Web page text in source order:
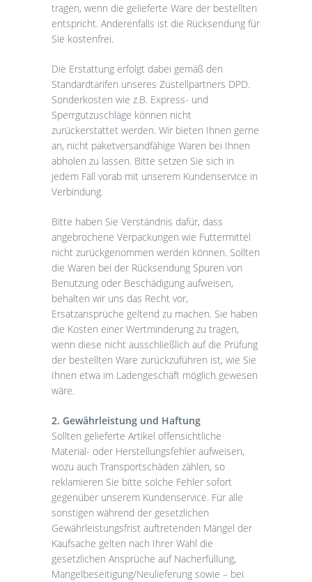
tragen, wenn die gelieferte Ware der bestellten
entspricht. Anderenfalls ist die Rücksendung für
Sie kostenfrei.
Die Erstattung erfolgt dabei gemäß den
Standardtarifen unseres Zustellpartners DPD.
Sonderkosten wie z.B. Express- und
Sperrgutzuschläge können nicht
zurückerstattet werden. Wir bieten Ihnen gerne
an, nicht paketversandfähige Waren bei Ihnen
abholen zu lassen. Bitte setzen Sie sich in
jedem Fall vorab mit unserem Kundenservice in
Verbindung.
Bitte haben Sie Verständnis dafür, dass
angebrochene Verpackungen wie Futtermittel
nicht zurückgenommen werden können. Sollten
die Waren bei der Rücksendung Spuren von
Benutzung oder Beschädigung aufweisen,
behalten wir uns das Recht vor,
Ersatzansprüche geltend zu machen. Sie haben
die Kosten einer Wertminderung zu tragen,
wenn diese nicht ausschließlich auf die Prüfung
der bestellten Ware zurückzuführen ist, wie Sie
Ihnen etwa im Ladengeschäft möglich gewesen
wäre.
2. Gewährleistung und Haftung
Sollten gelieferte Artikel offensichtliche
Material- oder Herstellungsfehler aufweisen,
wozu auch Transportschäden zählen, so
reklamieren Sie bitte solche Fehler sofort
gegenüber unserem Kundenservice. Für alle
sonstigen während der gesetzlichen
Gewährleistungsfrist auftretenden Mängel der
Kaufsache gelten nach Ihrer Wahl die
gesetzlichen Ansprüche auf Nacherfüllung,
Mangelbeseitigung/Neulieferung sowie – bei